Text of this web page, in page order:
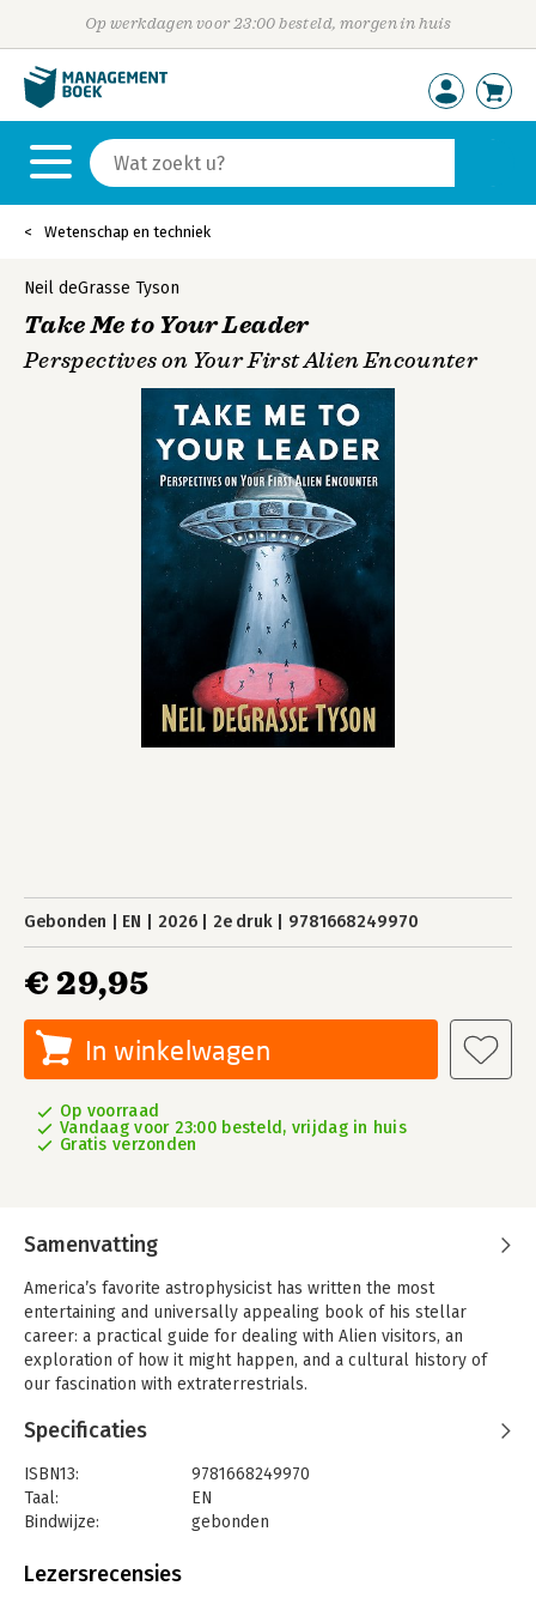
Op werkdagen voor 23:00 besteld, morgen in huis
Wetenschap en techniek
Neil deGrasse Tyson
Take Me to Your Leader
Perspectives on Your First Alien Encounter
Gebonden EN 2026 2e druk 9781668249970
€ 29,95
In winkelwagen
Op voorraad
Vandaag voor 23:00 besteld, vrijdag in huis
Gratis verzonden
Samenvatting
America’s favorite astrophysicist has written the most
entertaining and universally appealing book of his stellar
career: a practical guide for dealing with Alien visitors, an
exploration of how it might happen, and a cultural history of
our fascination with extraterrestrials.
“Ever since childhood,” writes Neil deGrasse Tyson, “I’ve wanted
to be abducted by Aliens.”
Take Me to Your Leader is the culmination of a lifetime of
fascination, speculation, and the amassing of scientific data
about the possibility of Aliens visiting Earth. Drawing on a
wealth of depictions from history, literature, pop culture, and
film, Tyson applies the universal laws of physics to make the
Specificaties
ISBN13:
9781668249970
Taal:
EN
Bindwijze:
gebonden
Uitgever:
Lezersrecensies